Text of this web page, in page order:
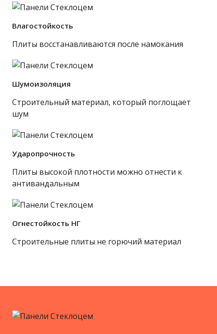
Влагостойкость
Плиты восстанавливаются после намокания
Шумоизоляция
Строительный материал, который поглощает
шум
Ударопрочность
Плиты высокой плотности можно отнести к
антивандальным
Огнестойкость НГ
Строительные плиты не горючий материал